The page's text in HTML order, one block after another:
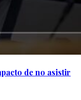
de no asistir